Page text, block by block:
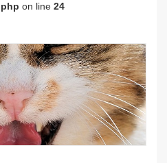
on line 24